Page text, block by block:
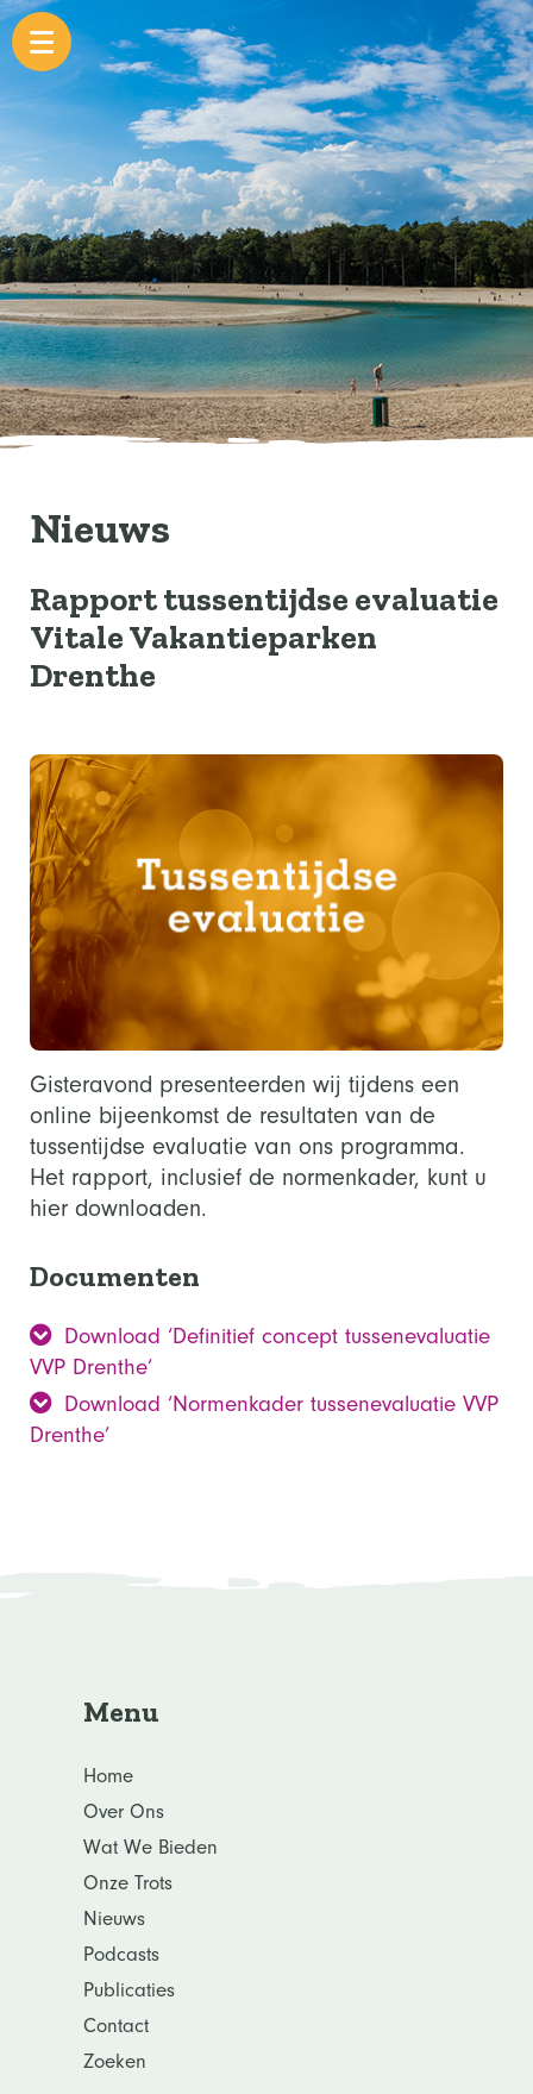
Nieuws
Rapport tussentijdse evaluatie
Vitale Vakantieparken
Drenthe
Gisteravond presenteerden wij tijdens een
online bijeenkomst de resultaten van de
tussentijdse evaluatie van ons programma.
Het rapport, inclusief de normenkader, kunt u
hier downloaden.
Documenten
Download ‘Definitief concept tussenevaluatie
VVP Drenthe’
Download ‘Normenkader tussenevaluatie VVP
Drenthe’
Menu
Home
Over Ons
Wat We Bieden
Onze Trots
Nieuws
Podcasts
Publicaties
Contact
Zoeken